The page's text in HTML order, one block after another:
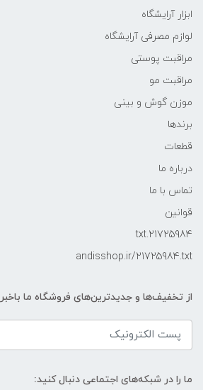
ابزار آرایشگاه
لوازم مصرفی آرایشگاه
مراقبت پوستی
مراقبت مو
موزن گوش و بینی
برندها
قطعات
درباره ما
تماس با ما
قوانین
21725984.txt
andisshop.ir/21725984.txt
از تخفیف‌ها و جدیدترین‌های فروشگاه ما
ما را در شبکه‌های اجتماعی دنبال کنید: